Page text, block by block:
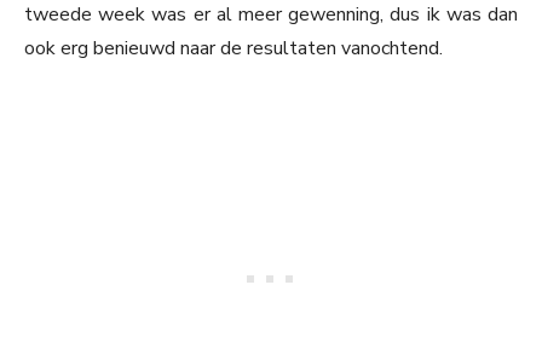
tweede week was er al meer gewenning, dus ik was dan
ook erg benieuwd naar de resultaten vanochtend.